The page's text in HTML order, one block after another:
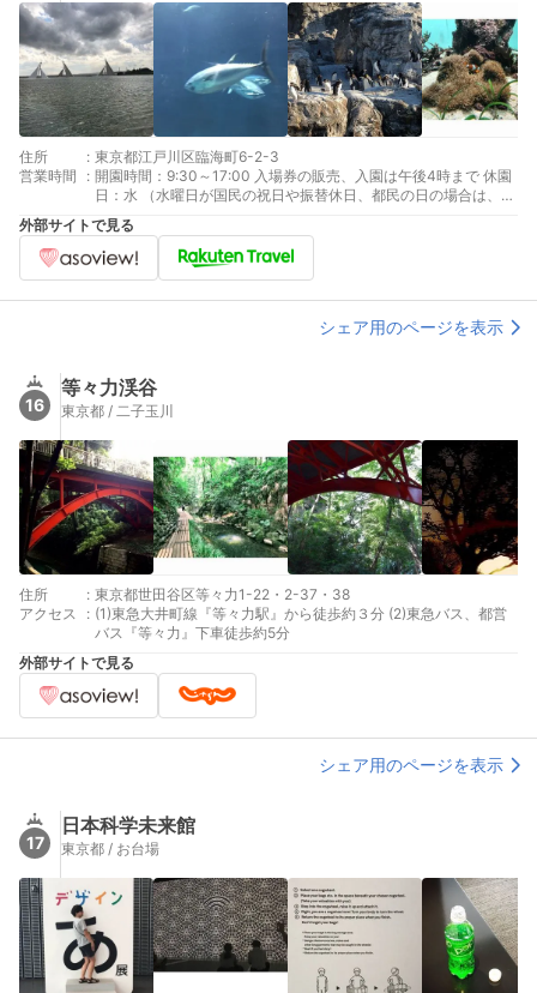
住所 : 東京都江戸川区臨海町6-2-3
営業時間
: 開園時間：9:30～17:00 入場券の販売、入園は午後4時まで 休園
日：水 （水曜日が国民の祝日や振替休日、都民の日の場合は、そ
の翌日が休園日） 休館：12月29日～1月1日
外部サイトで見る
シェア用のページを表示
16
等々力渓谷
東京都 / 二子玉川
住所 : 東京都世田谷区等々力1-22・2-37・38
アクセス
: (1)東急大井町線『等々力駅』から徒歩約３分 (2)東急バス、都営
バス『等々力』下車徒歩約5分
外部サイトで見る
シェア用のページを表示
17
日本科学未来館
東京都 / お台場